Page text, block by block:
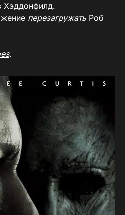
Хэддонфилд.
перезагружать Роб
.